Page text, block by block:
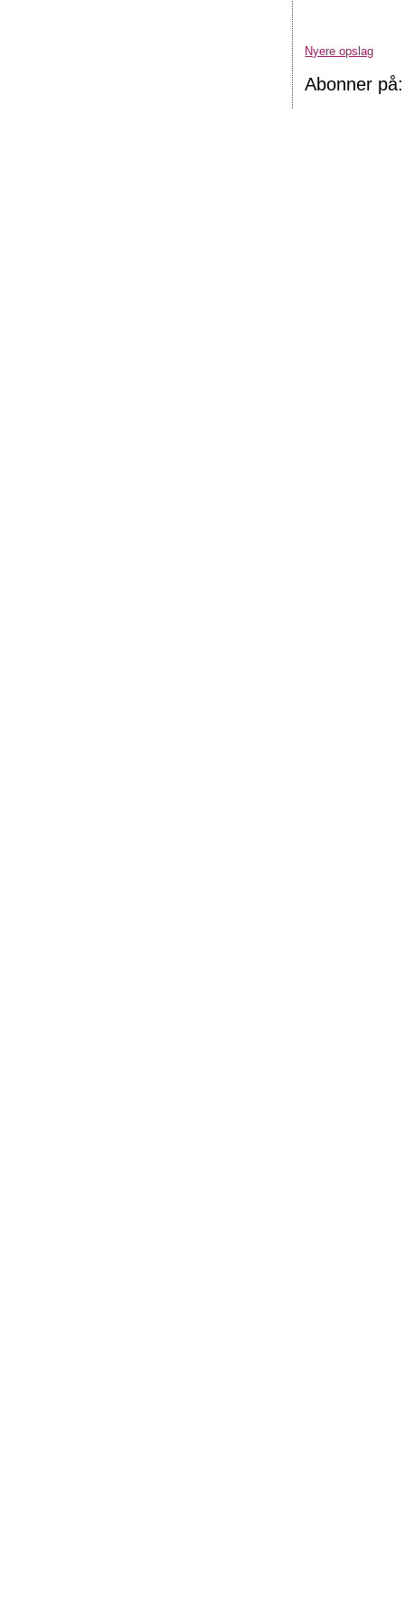
Nyere opslag
Abonner